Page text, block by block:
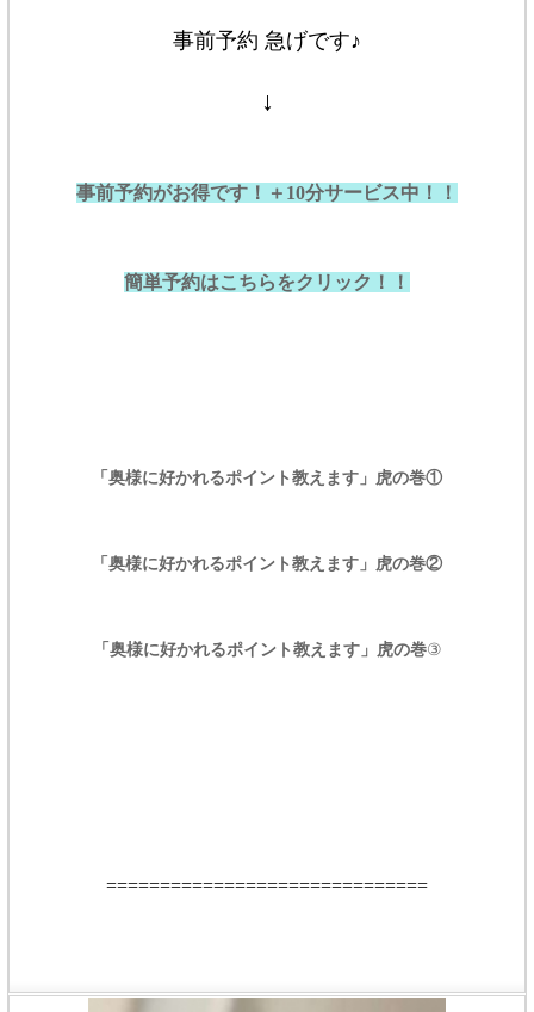
事前予約 急げです♪
↓
事前予約がお得です！ ＋10分サービス中！！
簡単予約はこちらをクリック！！
「奥様に好かれるポイント教えます」虎の巻①
「奥様に好かれるポイント教えます」虎の巻②
「奥様に好かれるポイント教えます」虎の巻③
==============================